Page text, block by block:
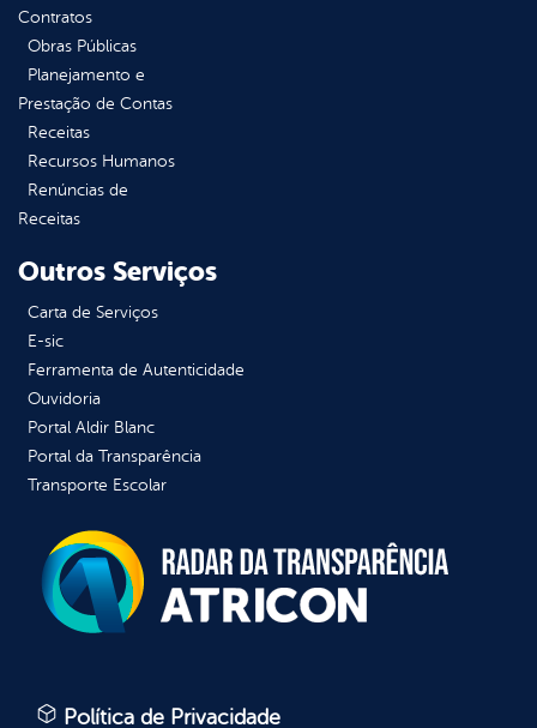
Contratos
Obras Públicas
Planejamento e
Prestação de Contas
Receitas
Recursos Humanos
Renúncias de
Receitas
Outros Serviços
Carta de Serviços
E-sic
Ferramenta de Autenticidade
Ouvidoria
Portal Aldir Blanc
Portal da Transparência
Transporte Escolar
Política de Privacidade